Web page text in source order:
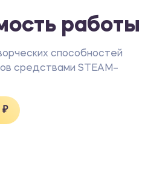
работы
способностей
средствами STEAM–
₽